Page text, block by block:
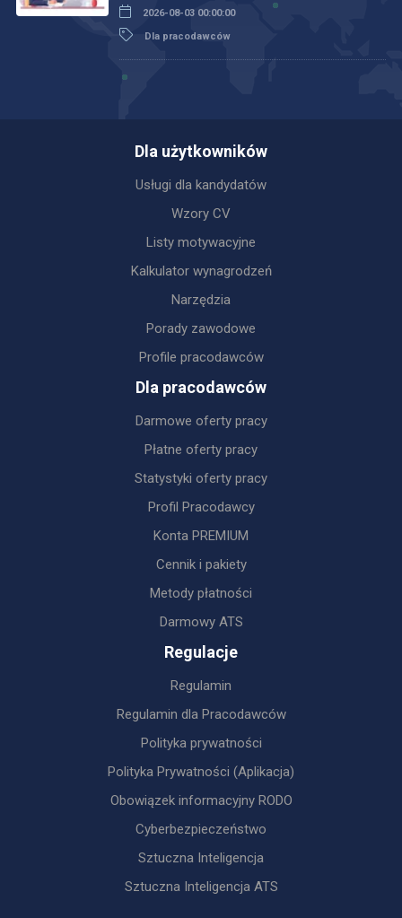
2026-08-03 00:00:00
Dla pracodawców
Dla użytkowników
Usługi dla kandydatów
Wzory CV
Listy motywacyjne
Kalkulator wynagrodzeń
Narzędzia
Porady zawodowe
Profile pracodawców
Dla pracodawców
Darmowe oferty pracy
Płatne oferty pracy
Statystyki oferty pracy
Profil Pracodawcy
Konta PREMIUM
Cennik i pakiety
Metody płatności
Darmowy ATS
Regulacje
Regulamin
Regulamin dla Pracodawców
Polityka prywatności
Polityka Prywatności (Aplikacja)
Obowiązek informacyjny RODO
Cyberbezpieczeństwo
Sztuczna Inteligencja
Sztuczna Inteligencja ATS